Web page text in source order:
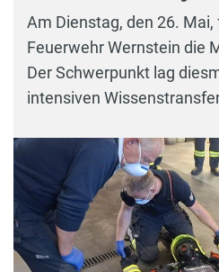
Am Dienstag, den 26. Mai,
Feuerwehr Wernstein die
Der Schwerpunkt lag
intensiven